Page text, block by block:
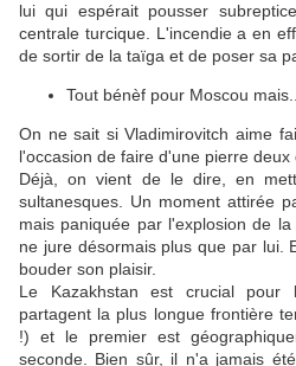
lui qui espérait pousser
centrale turcique. L'incendie a en
de sortir de la taïga et de poser sa
Tout bénèf pour Moscou mais...
On ne sait si Vladimirovitch aime
l'occasion de faire d'une pierre deux
Déjà, on vient de le dire, en
sultanesques. Un moment attirée
mais paniquée par l'explosion de
ne jure désormais plus que par lui.
bouder son plaisir.
Le Kazakhstan est crucial
partagent la plus longue frontière
!) et le premier est
seconde. Bien sûr, il n'a jamais